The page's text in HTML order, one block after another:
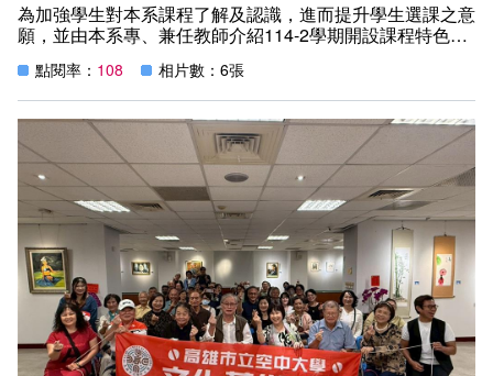
為加強學生對本系課程了解及認識，進而提升學生選課之意
願，並由本系專、兼任教師介紹114-2學期開設課程特色，
C106教室舉辦文藝系「114-2學期的課程說明會」活動
點閱率： 108 相片數：6張